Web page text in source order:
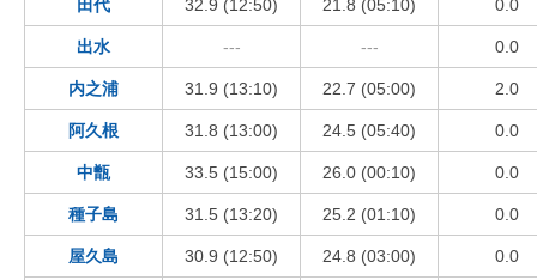
田代 32.9 (12:50) 21.8 (05:10) 0.0
出水 --- --- 0.0
内之浦 31.9 (13:10) 22.7 (05:00) 2.0
阿久根 31.8 (13:00) 24.5 (05:40) 0.0
中甑 33.5 (15:00) 26.0 (00:10) 0.0
種子島 31.5 (13:20) 25.2 (01:10) 0.0
屋久島 30.9 (12:50) 24.8 (03:00) 0.0